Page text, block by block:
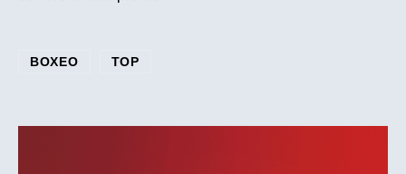
BOXEO TOP